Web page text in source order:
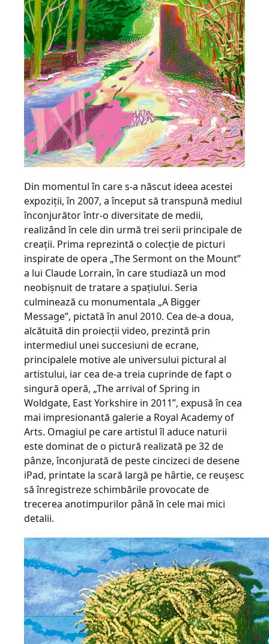
Din momentul în care s-a născut ideea acestei
expoziţii, în 2007, a început să transpună mediul
înconjurător într-o diversitate de medii,
realizând în cele din urmă trei serii principale de
creaţii. Prima reprezintă o colecţie de picturi
inspirate de opera „The Sermont on the Mount”
a lui Claude Lorrain, în care studiază un mod
neobişnuit de tratare a spaţiului. Seria
culminează cu monumentala „A Bigger
Message”, pictată în anul 2010. Cea de-a doua,
alcătuită din proiecţii video, prezintă prin
intermediul unei succesiuni de ecrane,
principalele motive ale universului pictural al
artistului, iar cea de-a treia cuprinde de fapt o
singură operă, „The arrival of Spring in
Woldgate, East Yorkshire in 2011”, expusă în cea
mai impresionantă galerie a Royal Academy of
Arts. Omagiul pe care artistul îl aduce naturii
este dominat de o pictură realizată pe 32 de
pânze, înconjurată de peste cincizeci de desene
iPad, printate la scară largă pe hârtie, ce reuşesc
să înregistreze schimbările provocate de
trecerea anotimpurilor până în cele mai mici
detalii.